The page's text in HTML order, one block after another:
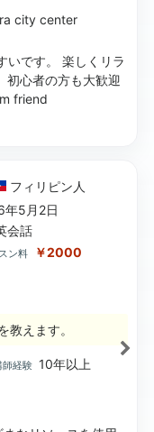
city center
いです。 楽しくリラ
初心者の方も大歓迎
friend
フィリピン 人
年5月2日
会話
ン料 ￥2000
教えます。
師経験 10年以上